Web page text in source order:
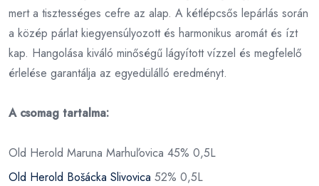
mert a tisztességes cefre az alap. A kétlépcsős lepárlás során
a közép párlat kiegyensúlyozott és harmonikus aromát és ízt
kap. Hangolása kiváló minőségű lágyított vízzel és megfelelő
érlelése garantálja az egyedülálló eredményt.
A csomag tartalma:
Old Herold Maruna Marhuľovica 45% 0,5L
Old Herold Bošácka Slivovica 52% 0,5L